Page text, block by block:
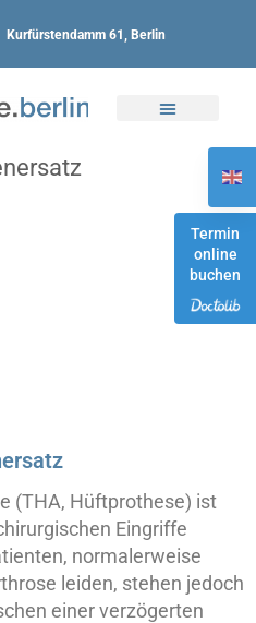
Kurfürstendamm 61, Berlin
(THA, Hüftprothese) ist
Eingriffe
normalerweise
leiden, stehen jedoch
einer verzögerten
Termin
online
buchen